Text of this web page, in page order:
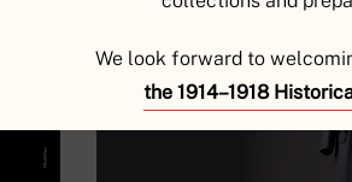
We look forward to
the 1914–1918